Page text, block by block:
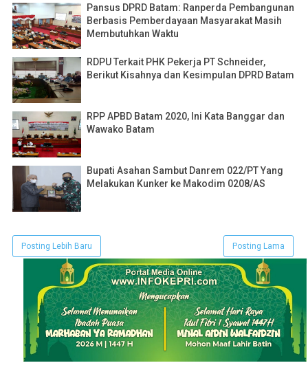
Pansus DPRD Batam: Ranperda Pembangunan
Berbasis Pemberdayaan Masyarakat Masih
Membutuhkan Waktu
RDPU Terkait PHK Pekerja PT Schneider,
Berikut Kisahnya dan Kesimpulan DPRD Batam
RPP APBD Batam 2020, Ini Kata Banggar dan
Wawako Batam
Bupati Asahan Sambut Danrem 022/PT Yang
Melakukan Kunker ke Makodim 0208/AS
Posting Lebih Baru Posting Lama